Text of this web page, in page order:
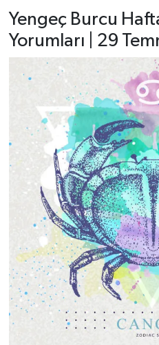
Yengeç Burcu
Yorumları | 29